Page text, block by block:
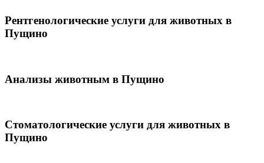
Рентгенологические услуги для животных в
Пущино
Анализы животным в Пущино
Стоматологические услуги для животных в
Пущино